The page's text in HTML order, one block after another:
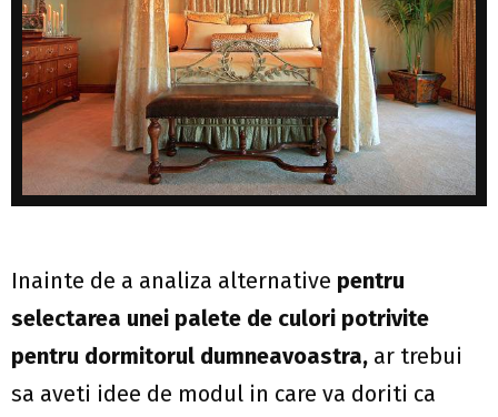
Inainte de a analiza alternative pentru
selectarea unei palete de culori potrivite
pentru dormitorul dumneavoastra, ar trebui
sa aveti idee de modul in care va doriti ca